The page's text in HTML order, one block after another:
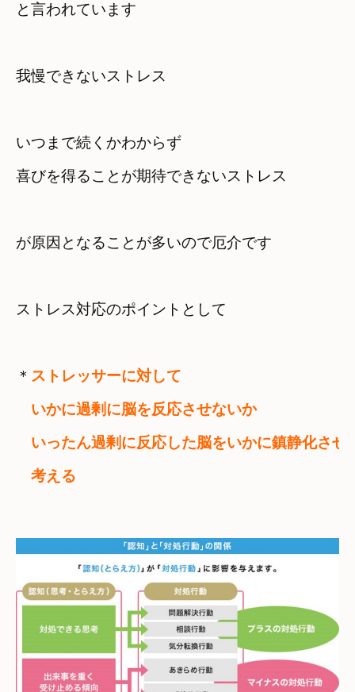
と言われています
いつまで続くかわからず
が原因となることが多いので厄介です
ストレス対応のポイントとして
＊ ストレッサーに対して
いかに過剰に脳を反応させないか
いったん過剰に反応した脳をいかに鎮静化させ